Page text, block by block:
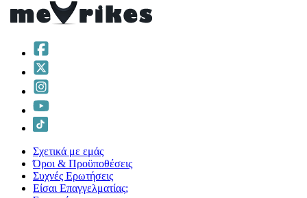
Σχετικά με εμάς
Όροι & Προϋποθέσεις
Συχνές Ερωτήσεις
Είσαι Επαγγελματίας;